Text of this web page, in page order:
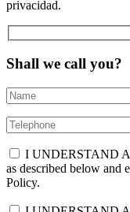
privacidad.
Shall we call you?
I UNDERSTAND
as described below and
Policy.